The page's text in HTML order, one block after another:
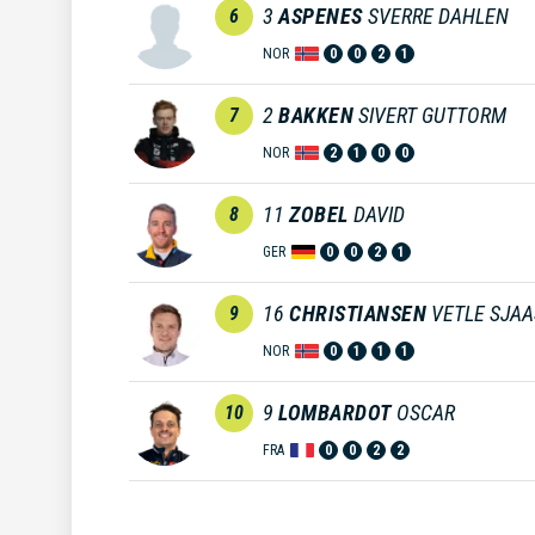
6 3 ASPENES SVERRE DAHLEN
NOR 0 0 2 1
7 2 BAKKENSIVERT GUTTORM
NOR 2 1 0 0
8 11 ZOBEL DAVID
GER 0 0 2 1
9 16 CHRISTIANSEN VETLE
NOR 0 1 1 1
10 9 LOMBARDOT OSCAR
FRA 0 0 2 2